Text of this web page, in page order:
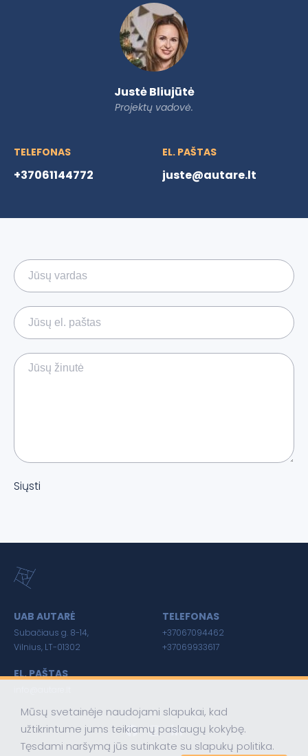
Justė Bliujūtė
Projektų vadovė.
TELEFONAS
+37061144772
EL. PAŠTAS
juste@autare.lt
Siųsti
UAB AUTARĖ
Subačiaus g. 8-14,
Vilnius, LT-01302
TELEFONAS
+37067094462
+37069933617
EL. PAŠTAS
Mūsų svetainėje naudojami slapukai, kad
užtikrintume jums teikiamų paslaugų kokybę.
Tęsdami naršymą jūs sutinkate su slapukų politika.